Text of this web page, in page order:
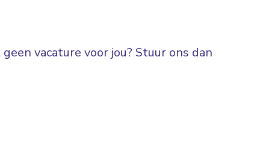
vacature voor jou? Stuur ons dan